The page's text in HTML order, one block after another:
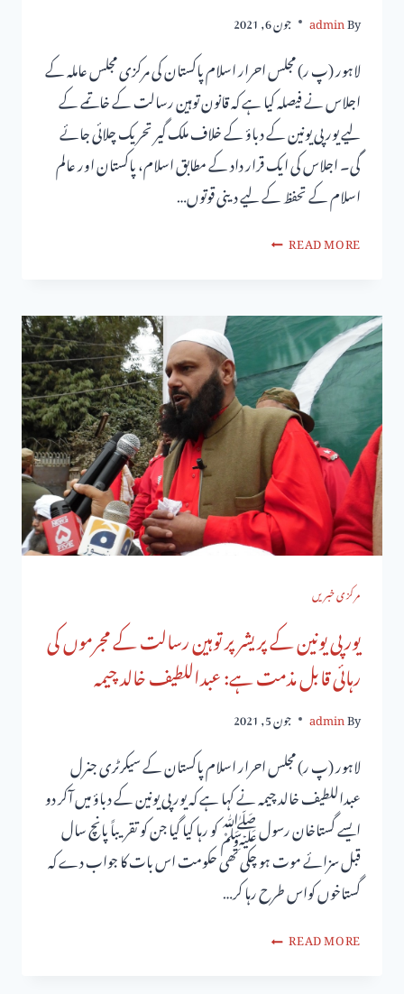
By
admin جون 6, 2021
لاہور (پ ر) مجلس احرار اسلام پاکستان کی مرکزی مجلس عاملہ کے
اجلاس نے فیصلہ کیا ہے کہ قانون توہین رسالت کے خاتمے کے
لیے یورپی یونین کے دباؤ کے خلاف ملک گیر تحریک چلائی جائے
گی۔ اجلاس کی ایک قرار داد کے مطابق اسلام، پاکستان اور عالم
اسلام کے تحفظ کے لیے دینی قوتوں…
READ MORE
مرکزی خبریں
یورپی یونین کے پریشر پر توہین رسالت کے مجرموں کی
رہائی قابل مذمت ہے: عبداللطیف خالد چیمہ
By
admin جون 5, 2021
لاہور (پ ر) مجلس احرار اسلام پاکستان کے سیکرٹری جنرل
عبداللطیف خالد چیمہ نے کہا ہے کہ یورپی یونین کے دباؤ میں آکر دو
ایسے گستاخان رسول ﷺ کو رہا کیا گیا جن کو تقریباً پانچ سال
قبل سزائے موت ہو چکی تھی حکومت اس بات کا جواب دے کہ
گستاخوں کواس طرح رہا کر…
READ MORE